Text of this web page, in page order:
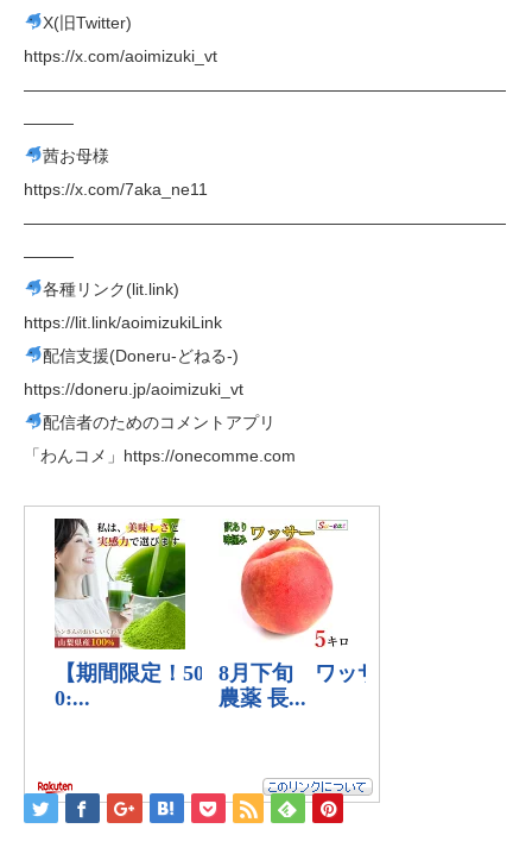
X(旧Twitter)
https://x.com/aoimizuki_vt
—————————————————————————————
———
茜お母様
https://x.com/7aka_ne11
—————————————————————————————
———
各種リンク(lit.link)
https://lit.link/aoimizukiLink
配信支援(Doneru-どねる-)
https://doneru.jp/aoimizuki_vt
配信者のためのコメントアプリ
「わんコメ」https://onecomme.com